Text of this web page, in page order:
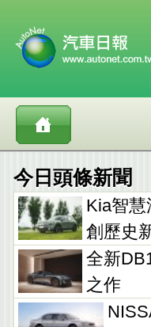
今日頭條新聞
Kia智
創歷史
全新
之作